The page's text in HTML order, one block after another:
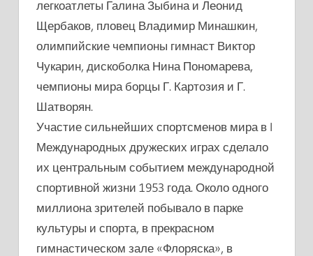
легкоатлеты Галина Зыбина и Леонид
Щербаков, пловец Владимир Минашкин,
олимпийские чемпионы гимнаст Виктор
Чукарин, дискоболка Нина Пономарева,
чемпионы мира борцы Г. Картозия и Г.
Шатворян.
Участие сильнейших спортсменов мира в I
Международных дружеских играх сделало
их центральным событием международной
спортивной жизни 1953 года. Около одного
миллиона зрителей побывало в парке
культуры и спорта, в прекрасном
гимнастическом зале «Флоряска», в